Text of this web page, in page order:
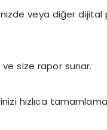
veya diğer
ve size rapor sunar.
hızlıca